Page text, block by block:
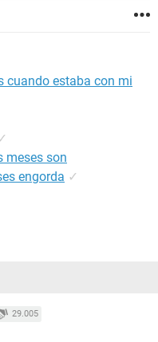
cuando estaba con mi
✓
meses son
engorda ✓
29.005